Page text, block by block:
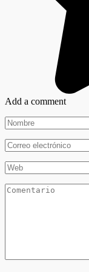
Add a comment
Nombre
*
Correo
electrónico
*Web
Comentario